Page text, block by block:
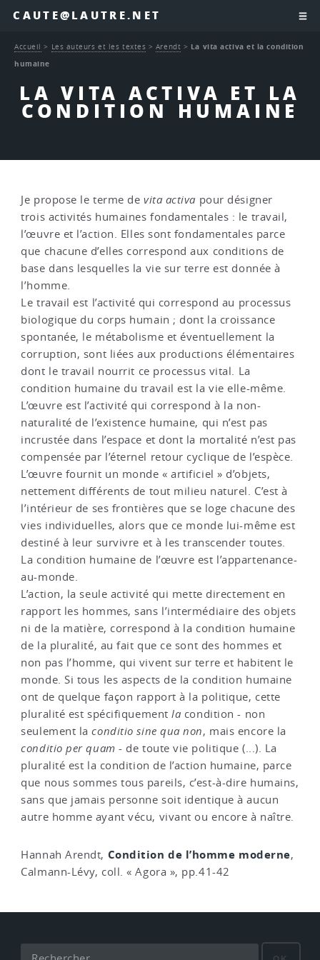
CAUTE@LAUTRE.NET
LA VITA ACTIVA ET LA
CONDITION HUMAINE
Accueil > Les auteurs et les textes > Arendt > La vita activa et la condition
humaine
Je propose le terme de vita activa pour désigner
trois activités humaines fondamentales : le travail,
l’œuvre et l’action. Elles sont fondamentales parce
que chacune d’elles correspond aux conditions de
base dans lesquelles la vie sur terre est donnée à
l’homme.
Le travail est l’activité qui correspond au processus
biologique du corps humain ; dont la croissance
spontanée, le métabolisme et éventuellement la
corruption, sont liées aux productions élémentaires
dont le travail nourrit ce processus vital. La
condition humaine du travail est la vie elle-même.
L’œuvre est l’activité qui correspond à la non-
naturalité de l’existence humaine, qui n’est pas
incrustée dans l’espace et dont la mortalité n’est pas
compensée par l’éternel retour cyclique de l’espèce.
L’œuvre fournit un monde « artificiel » d’objets,
nettement différents de tout milieu naturel. C’est à
l’intérieur de ses frontières que se loge chacune des
vies individuelles, alors que ce monde lui-même est
destiné à leur survivre et à les transcender toutes.
La condition humaine de l’œuvre est l’appartenance-
au-monde.
L’action, la seule activité qui mette directement en
rapport les hommes, sans l’intermédiaire des objets
ni de la matière, correspond à la condition humaine
de la pluralité, au fait que ce sont des hommes et
non pas l’homme, qui vivent sur terre et habitent le
monde. Si tous les aspects de la condition humaine
ont de quelque façon rapport à la politique, cette
pluralité est spécifiquementla condition - non
seulement laconditio sine qua non, mais encore la
conditio per quam - de toute vie politique (...). La
pluralité est la condition de l’action humaine, parce
que nous sommes tous pareils, c’est-à-dire humains,
sans que jamais personne soit identique à aucun
autre homme ayant vécu, vivant ou encore à naître.
Hannah Arendt, Condition de l’homme moderne,
Calmann-Lévy, coll. « Agora », pp.41-42